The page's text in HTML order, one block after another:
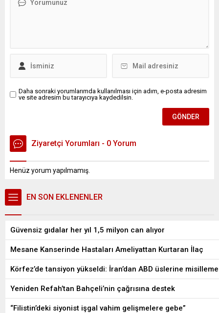
Daha sonraki yorumlarımda kullanılması için adım, e-posta adresim
ve site adresim bu tarayıcıya kaydedilsin.
Ziyaretçi Yorumları - 0 Yorum
Henüz yorum yapılmamış.
EN SON EKLENENLER
Güvensiz gıdalar her yıl 1,5 milyon can alıyor
Mesane Kanserinde Hastaları Ameliyattan Kurtaran İlaç
Körfez’de tansiyon yükseldi: İran’dan ABD üslerine misilleme
Yeniden Refah’tan Bahçeli’nin çağrısına destek
“Filistin’deki siyonist işgal vahim gelişmelere gebe”